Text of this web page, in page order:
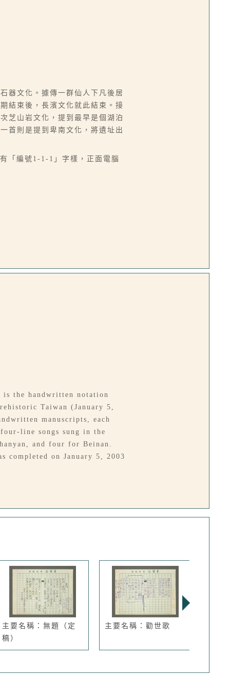
器文化。據傳一群仙人下凡後居
結束後，長濱文化就此結束。接
芝山岩文化，提到最早是個湖泊
首則是提到卑南文化，將遺址出
「編號1-1-1」字樣，正面電腦
the handwritten notation
Taiwan (January 5,
manuscripts, each
line songs sung in the
and four for Beinan.
completed on January 5, 2003
主要名稱：無題（定
稿）
主要名稱：勸世歌